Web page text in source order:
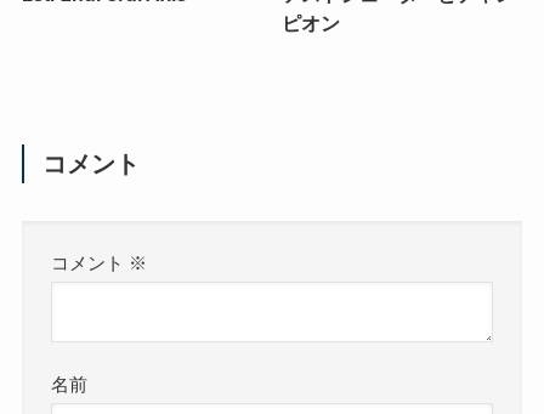
ピオン
コメント
コメント ※
名前